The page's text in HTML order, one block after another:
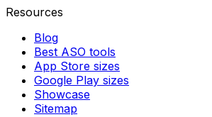
Resources
Blog
Best ASO tools
App Store sizes
Google Play sizes
Showcase
Sitemap